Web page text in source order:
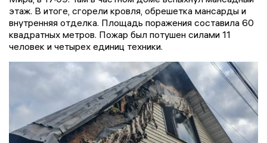
этаж. В итоге, сгорели кровля, обрешетка мансарды и
внутренняя отделка. Площадь поражения составила 60
квадратных метров. Пожар был потушен силами 11
человек и четырех единиц техники.